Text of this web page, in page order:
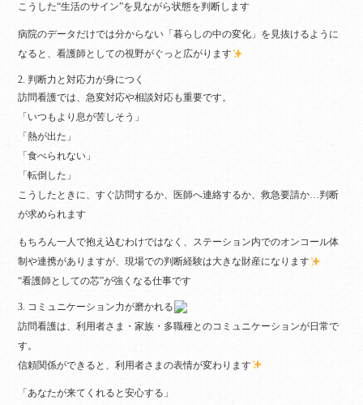
こうした“生活のサイン”を見ながら状態を判断します
病院のデータだけでは分からない「暮らしの中の変化」を見抜けるように
なると、看護師としての視野がぐっと広がります
2. 判断力と対応力が身につく
訪問看護では、急変対応や相談対応も重要です。
「いつもより息が苦しそう」
「熱が出た」
「食べられない」
「転倒した」
こうしたときに、すぐ訪問するか、医師へ連絡するか、救急要請か…判断
が求められます
もちろん一人で抱え込むわけではなく、ステーション内でのオンコール体
制や連携がありますが、現場での判断経験は大きな財産になります
“看護師としての芯”が強くなる仕事です
3. コミュニケーション力が磨かれる
訪問看護は、利用者さま・家族・多職種とのコミュニケーションが日常で
す。
信頼関係ができると、利用者さまの表情が変わります
「あなたが来てくれると安心する」